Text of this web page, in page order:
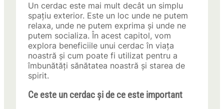
Un cerdac este mai mult decât un simplu
spațiu exterior. Este un loc unde ne putem
relaxa, unde ne putem exprima și unde ne
putem socializa. În acest capitol, vom
explora beneficiile unui cerdac în viața
noastră și cum poate fi utilizat pentru a
îmbunătăți sănătatea noastră și starea de
spirit.
Ce este un cerdac și de ce este important